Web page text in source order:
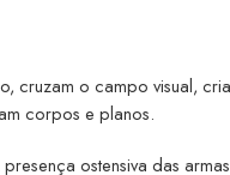
cruzam o campo visual,
corpos e planos.
presença ostensiva das armas